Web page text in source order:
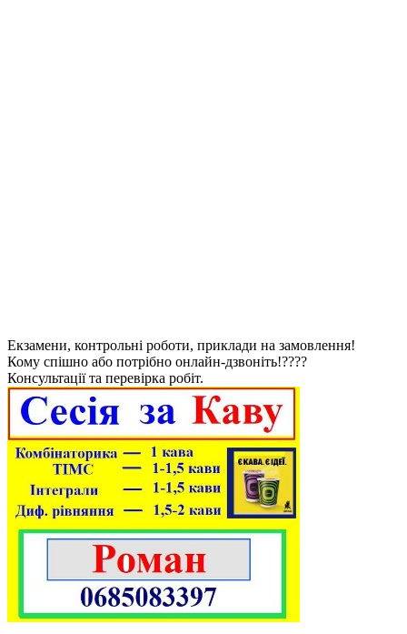
Екзамени, контрольні роботи, приклади на замовлення!
Кому спішно або потрібно онлайн-дзвоніть!????
Консультації та перевірка робіт.